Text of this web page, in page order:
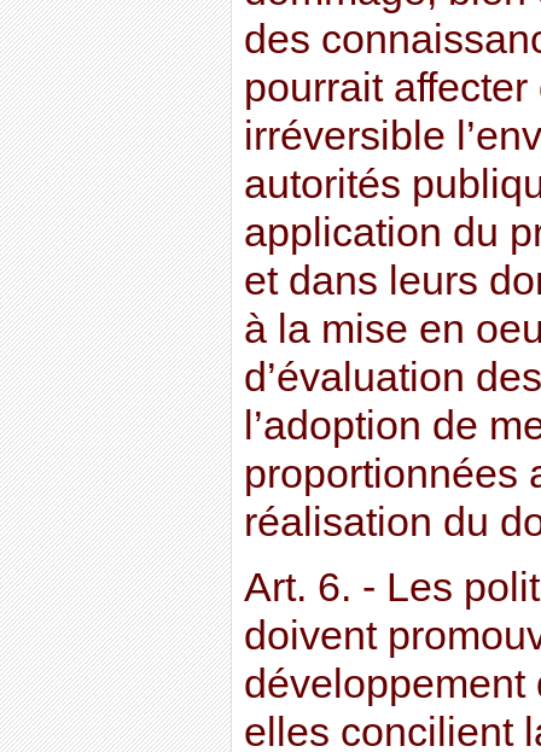
des
pourrait
irréversible
autorités
application du
et dans leurs
à la mise en
d’évaluation
l’adoption de
proportionnées
réalisation du
Art. 6. - Les
doivent
développement
elles concilient